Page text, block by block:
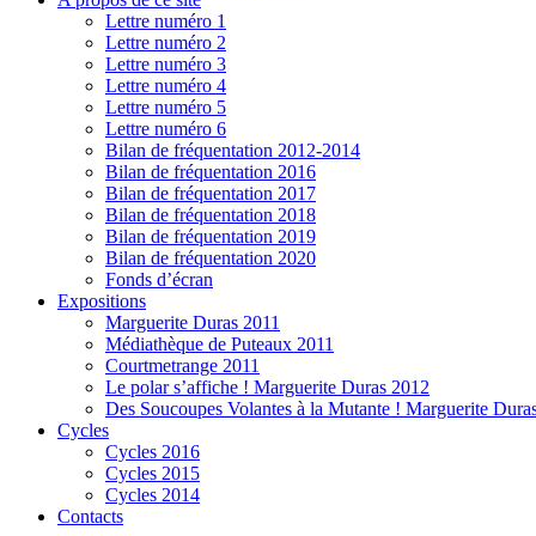
Lettre numéro 1
Lettre numéro 2
Lettre numéro 3
Lettre numéro 4
Lettre numéro 5
Lettre numéro 6
Bilan de fréquentation 2012-2014
Bilan de fréquentation 2016
Bilan de fréquentation 2017
Bilan de fréquentation 2018
Bilan de fréquentation 2019
Bilan de fréquentation 2020
Fonds d’écran
Expositions
Marguerite Duras 2011
Médiathèque de Puteaux 2011
Courtmetrange 2011
Le polar s’affiche ! Marguerite Duras 2012
Des Soucoupes Volantes à la Mutante ! Marguerite
Cycles
Cycles 2016
Cycles 2015
Cycles 2014
Contacts